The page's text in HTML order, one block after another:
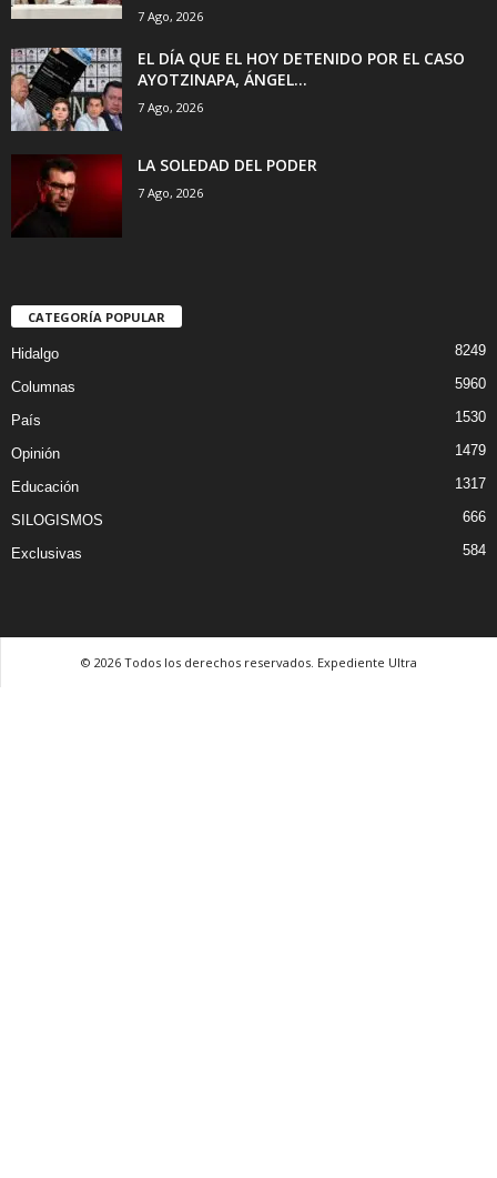
7 Ago, 2026
EL DÍA QUE EL HOY DETENIDO POR EL CASO
AYOTZINAPA, ÁNGEL...
7 Ago, 2026
LA SOLEDAD DEL PODER
7 Ago, 2026
CATEGORÍA POPULAR
Hidalgo 8249
Columnas 5960
País 1530
Opinión 1479
Educación 1317
SILOGISMOS 666
Exclusivas 584
© 2026 Todos los derechos reservados. Expediente Ultra